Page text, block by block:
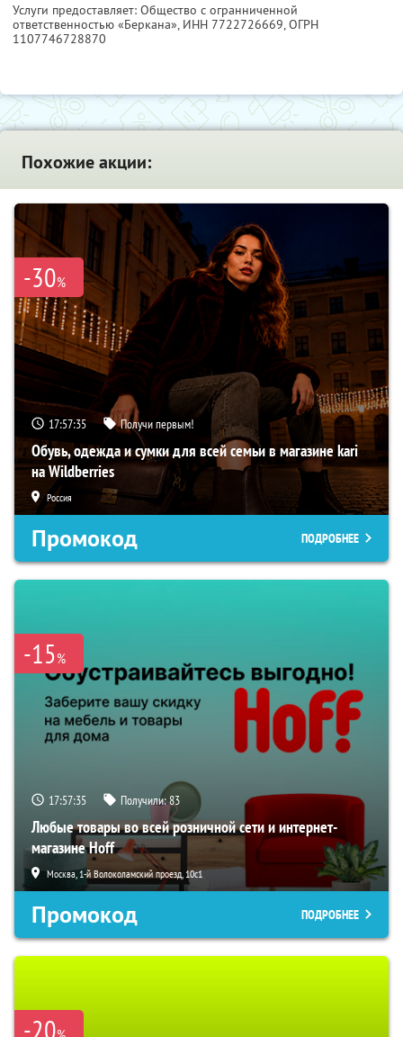
Услуги предоставляет: Общество с огранниченной
ответственностью «Беркана», ИНН 7722726669, ОГРН
1107746728870
Похожие акции:
-30%
17:57:34 Получи первым!
Обувь, одежда и сумки для всей семьи в магазине kari
на Wildberries
Россия
Промокод ПОДРОБНЕЕ
-15%
17:57:34 Получили:83
Любые товары во всей розничной сети и интернет-
магазине Hoff
Москва, 1-й Волоколамский проезд, 10с1
Промокод ПОДРОБНЕЕ
-20